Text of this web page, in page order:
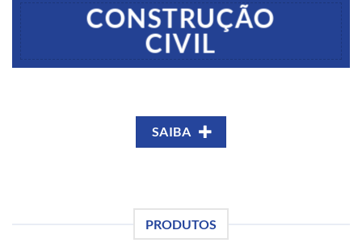
CONSTRUÇÃO
CIVIL
SAIBA
PRODUTOS